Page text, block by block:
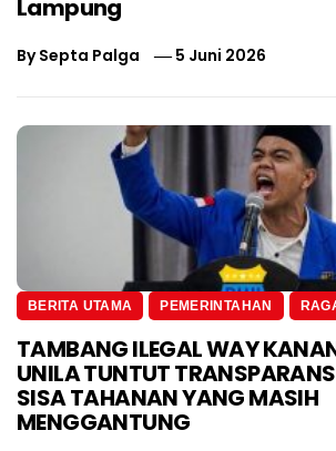
Lampung
BySepta Palga 5 Juni 2026
BERITA UTAMA PEMERINTAHAN
TAMBANG ILEGAL WAY
UNILA TUNTUT
SISA TAHANAN YANG MASIH
MENGGANTUNG